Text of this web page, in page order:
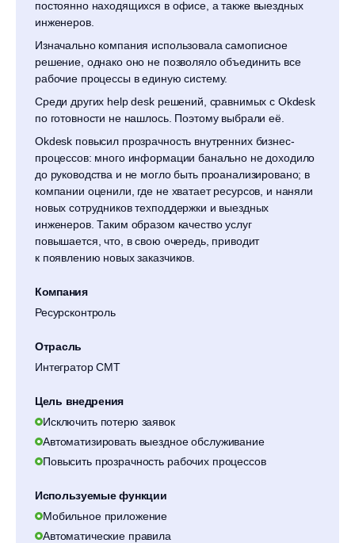
постоянно находящихся в офисе, а также выездных
инженеров.
Изначально компания использовала самописное
решение, однако оно не позволяло объединить все
рабочие процессы в единую систему.
Среди других help desk решений, сравнимых с Okdesk
по готовности не нашлось. Поэтому выбрали её.
Okdesk повысил прозрачность внутренних бизнес-
процессов: много информации банально не доходило
до руководства и не могло быть проанализировано; в
компании оценили, где не хватает ресурсов, и наняли
новых сотрудников техподдержки и выездных
инженеров. Таким образом качество услуг
повышается, что, в свою очередь, приводит
к появлению новых заказчиков.
Компания
Ресурсконтроль
Отрасль
Интегратор СМТ
Цель внедрения
Исключить потерю заявок
Автоматизировать выездное обслуживание
Повысить прозрачность рабочих процессов
Используемые функции
Мобильное приложение
Автоматические правила